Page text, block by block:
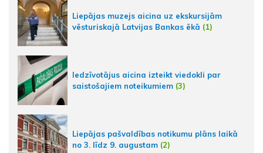
Liepājas muzejs aicina uz ekskursijām
vēsturiskajā Latvijas Bankas ēkā (1)
Iedzīvotājus aicina izteikt viedokli par
saistošajiem noteikumiem (3)
Liepājas pašvaldības notikumu plāns laikā
no 3. līdz 9. augustam (2)